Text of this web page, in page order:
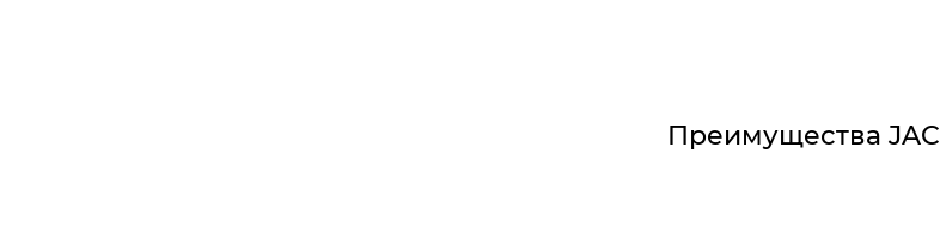
Преимущества JAC